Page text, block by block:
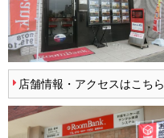
店舗情報・アクセスはこちら